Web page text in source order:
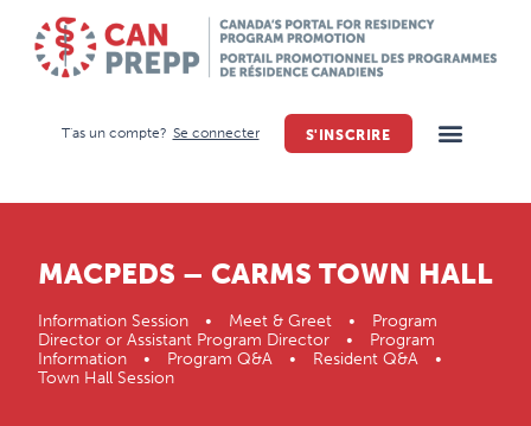
T'as un compte? Se connecter S'INSCRIRE
MACPEDS – CARMS TOWN HALL
Information Session • Meet & Greet • Program
Director or Assistant Program Director • Program
Information • Program Q&A • Resident Q&A •
Town Hall Session